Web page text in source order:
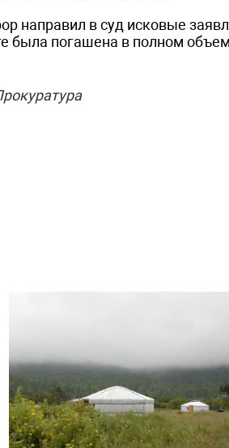
направил в суд исковые
была погашена в полном